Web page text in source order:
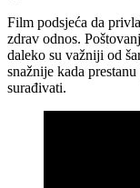
Film podsjeća da
zdrav odnos.
daleko su važniji od
snažnije kada
surađivati.